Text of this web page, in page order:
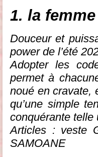
1. la femme
Douceur et
power de l’été
Adopter les
permet à
noué en cravate,
qu’une simple
conquérante telle
Articles : veste
SAMOANE